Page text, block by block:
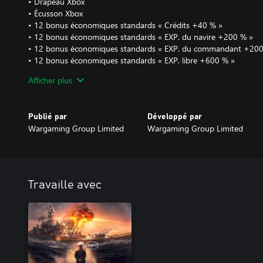
• Écusson Xbox
• 12 bonus économiques standards « Crédits +40 % »
• 12 bonus économiques standards « EXP. du navire +200 % »
• 12 bonus économiques standards « EXP. du commandant
• 12 bonus économiques standards « EXP. libre +600 % »
• 10 pavillons Victor Lima
• 10 pavillons November Foxtrot
rapporte un bonus de combat différent.
• Les crédits peuvent être utilisés pour acheter des navires déjà
l'Arbre techno, ainsi que d'autres objets en jeu.
Les navires premium rapportent davantage de crédits par
maintenance post-bataille réduit. Le réentraînement du
navires.
Afficher plus
Publié par
Wargaming Group Limited
Développé par
Wargaming Group Limited
Travaille avec